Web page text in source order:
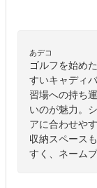
あデコ
ゴルフを始め
すいキャディ
習場への持ち
いのが魅力。
アに合わせや
収納スペース
すく、ネーム